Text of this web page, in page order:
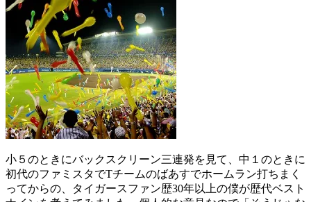
小５のときにバックスクリーン三連発を見て、中１のときに
初代のファミスタでTチームのばあすでホームラン打ちまく
ってからの、タイガースファン歴30年以上の僕が歴代ベスト